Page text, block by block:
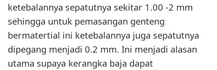
ketebalannya sepatutnya sekitar 1.00 -2 mm
sehingga untuk pemasangan genteng
bermatertial ini ketebalannya juga sepatutnya
dipegang menjadi 0.2 mm. Ini menjadi alasan
utama supaya kerangka baja dapat